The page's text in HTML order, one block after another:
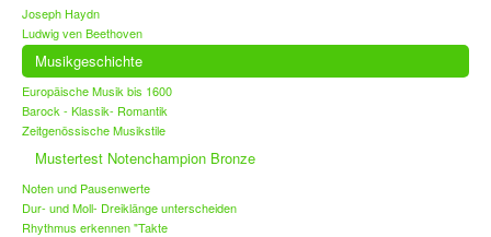
Joseph Haydn
Ludwig ven Beethoven
Musikgeschichte
Europäische Musik bis 1600
Barock - Klassik- Romantik
Zeitgenössische Musikstile
Mustertest Notenchampion Bronze
Noten und Pausenwerte
Dur- und Moll- Dreiklänge unterscheiden
Rhythmus erkennen "Takte